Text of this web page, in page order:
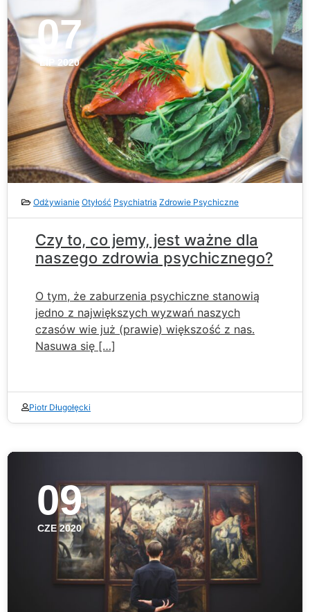
07
LIP 2020
Odżywianie Otyłość Psychiatria Zdrowie Psychiczne
Czy to, co jemy, jest ważne dla
naszego zdrowia psychicznego?
O tym, że zaburzenia psychiczne stanowią
jedno z największych wyzwań naszych
czasów wie już (prawie) większość z nas.
Nasuwa się […]
Piotr Długołęcki
09
CZE 2020